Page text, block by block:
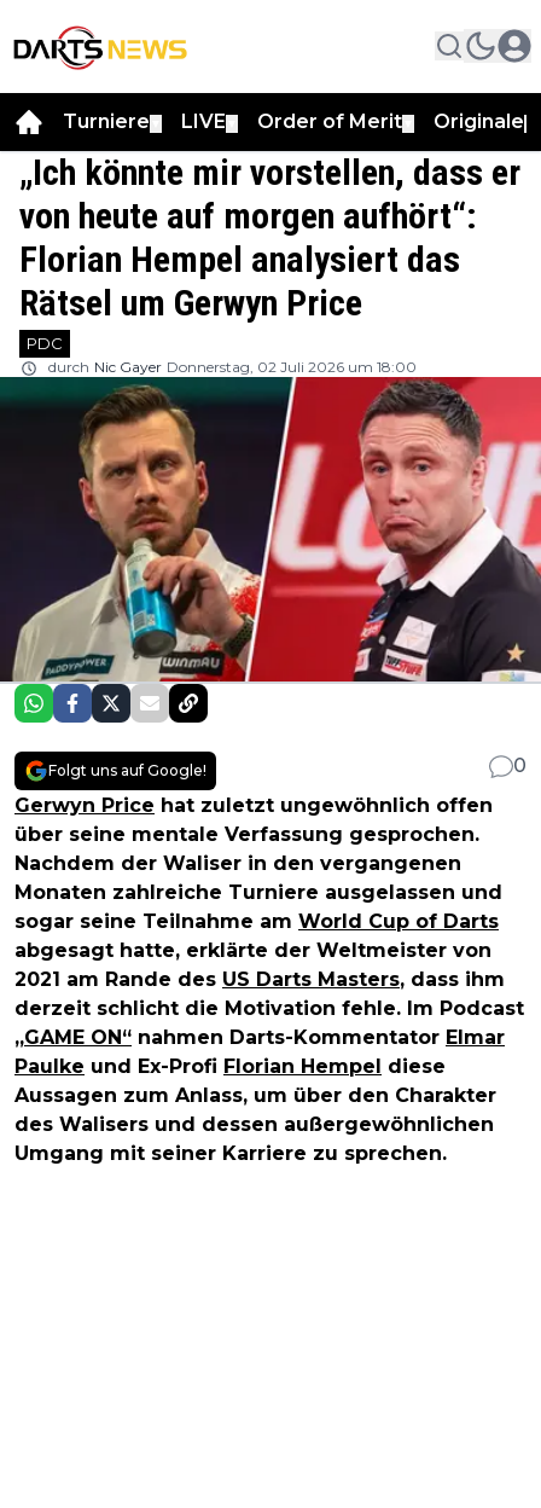
Turniere LIVE Order of Merit Originale
„Ich könnte mir vorstellen, dass er
von heute auf morgen aufhört“:
Florian Hempel analysiert das
Rätsel um Gerwyn Price
PDC
durch Nic Gayer Donnerstag, 02 Juli 2026 um 18:00
Folgt uns auf Google!
0
Gerwyn Price hat zuletzt ungewöhnlich offen
über seine mentale Verfassung gesprochen.
Nachdem der Waliser in den vergangenen
Monaten zahlreiche Turniere ausgelassen und
sogar seine Teilnahme am World Cup of Darts
abgesagt hatte, erklärte der Weltmeister von
2021 am Rande des US Darts Masters, dass ihm
derzeit schlicht die Motivation fehle. Im Podcast
„GAME ON“ nahmen Darts-Kommentator Elmar
Paulke und Ex-Profi Florian Hempel diese
Aussagen zum Anlass, um über den Charakter
des Walisers und dessen außergewöhnlichen
Umgang mit seiner Karriere zu sprechen.